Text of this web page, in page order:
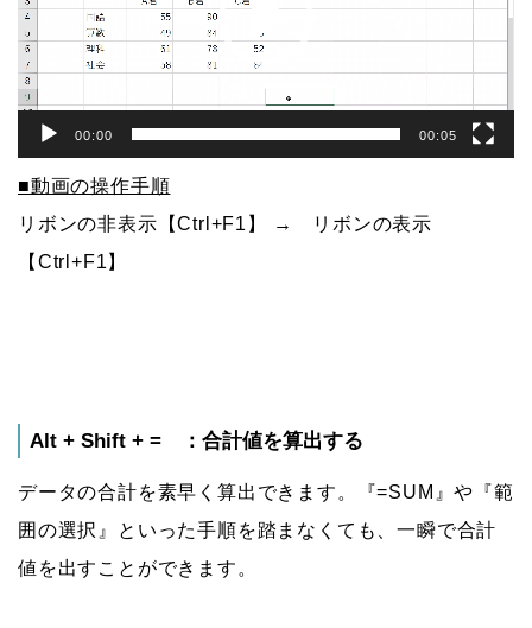
ヤ
ー
00:00 00:05
■動画の操作手順
リボンの非表示【Ctrl+F1】 → リボンの表示
【Ctrl+F1】
Alt + Shift + = ：合計値を算出する
データの合計を素早く算出できます。『=SUM』や『範
囲の選択』といった手順を踏まなくても、一瞬で合計
値を出すことができます。